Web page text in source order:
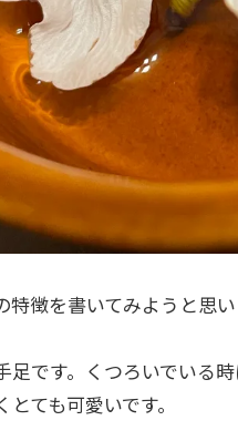
徴を書いてみようと思い
足です。くつろいでいる
ても可愛いです。